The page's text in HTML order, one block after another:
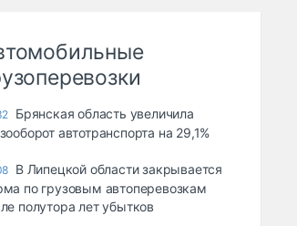
Брянская область увеличила
автотранспорта на 29,1%
В Липецкой области закрывается
по грузовым автоперевозкам
полутора лет убытков